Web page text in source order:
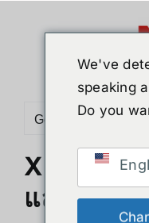
Go to...
Xreal
และสบาย
We've
speaking
Do you